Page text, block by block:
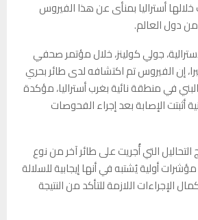
أستراليا بمنأى عن هذا الفيروس
دول العالم.
جولي كولينز، خلال مؤتمر صحفي
إن الفيروس تم اكتشافه لدى طائر بحري
في منطقة نائية بغرب أستراليا، مؤكدة
أثبتت الإصابة بعد إجراء الفحوصات
التحاليل التي أُجريت على طائر آخر من نوع
أولية يُشتبه في أنها إيجابية للسلالة
الإجراءات اللازمة للتأكد من النتيجة